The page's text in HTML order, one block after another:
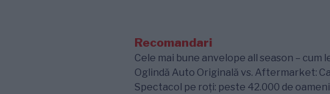
Recomandari
Cele mai bune anvelope all season – cum
Oglindă Auto Originală vs. Aftermarket:
Spectacol pe roți: peste 42.000 de